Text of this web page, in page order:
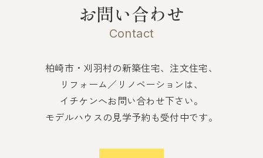
お問い合わせ
Contact
柏崎市・刈羽村の新築住宅、注文住宅、
リフォーム／リノベーションは、
イチケンへお問い合わせ下さい。
モデルハウスの見学予約も受付中です。